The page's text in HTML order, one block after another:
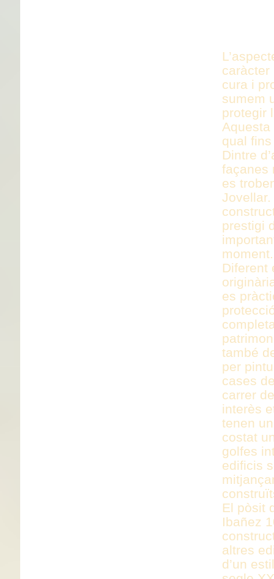
caràcter
cura i
sumem
protegir
Aquesta
qual
Dintre
façanes
es
prestigi
Diferent
es
també
per
cases
carrer
interès
tenen
costat
golfes
edificis
El pòsit
Ibañez
altres
d’un